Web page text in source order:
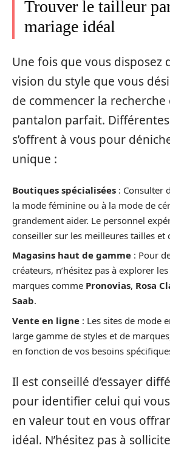
Trouver le tailleur
mariage idéal
Une fois que vous disposez
vision du style que vous
de commencer la
pantalon parfait.
s’offrent à vous pour
unique :
Boutiques spécialisées : Consulter
la mode féminine ou à la mode de
grandement aider. Le personnel
conseiller sur les meilleures tailles et
Magasins haut de gamme : Pour
créateurs, n’hésitez pas à explorer
marques comme Pronovias, Rosa
Saab.
Vente en ligne : Les sites de mode
large gamme de styles et de
en fonction de vos besoins
Il est conseillé d’essayer
pour identifier celui qui
en valeur tout en vous
idéal. N’hésitez pas à